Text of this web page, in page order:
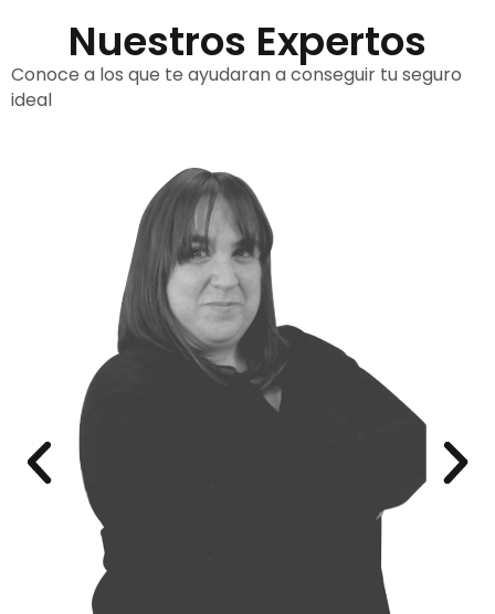
Nuestros Expertos
Conoce a los que te ayudaran a conseguir tu seguro
ideal